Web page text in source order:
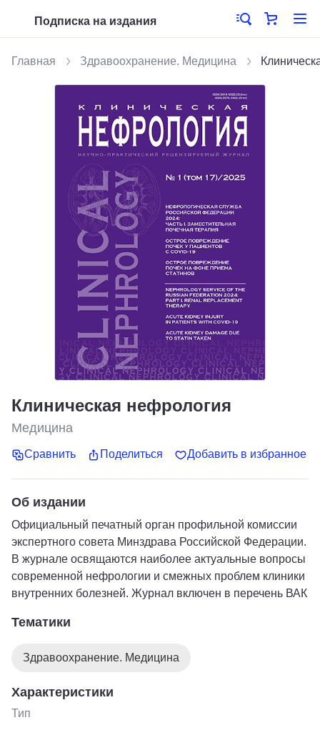
Подписка на издания
Главная Здравоохранение. Медицина
Клиническая нефрология
Медицина
Сравнить Поделиться Добавить в избранное
Об издании
Официальный печатный орган профильной комиссии
экспертного совета Минздрава Российской Федерации.
В журнале освящаются наиболее актуальные вопросы
современной нефрологии и смежных проблем клиники
внутренних болезней. Журнал включен в перечень ВАК
Тематики
Здравоохранение. Медицина
Характеристики
Тип